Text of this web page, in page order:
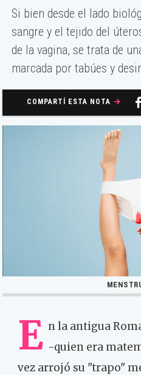
Si bien desde el lado
sangre y el tejido del
de la vagina, se trata de
marcada por tabúes y
COMPARTÍ ESTA NOTA
E n la antigua
-quien era
vez arrojó su "trapo"